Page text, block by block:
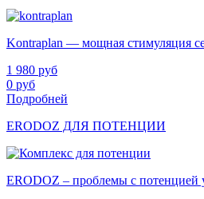
Kontraplan — мощная стимуляция
1 980 руб
0 руб
Подробней
ERODOZ ДЛЯ ПОТЕНЦИИ
ERODOZ – проблемы с потенцией